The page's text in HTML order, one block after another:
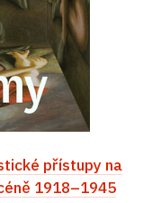
přístupy na
1918–1945